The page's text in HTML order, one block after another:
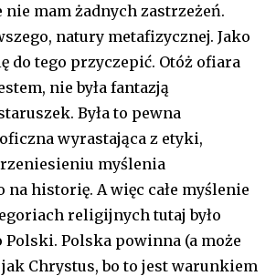
nie mam żadnych zastrzeżeń.
natury metafizycznej. Jako
do tego przyczepić. Otóż ofiara
nie była fantazją
Była to pewna
wyrastająca z etyki,
myślenia
na historię. A więc całe myślenie
religijnych tutaj było
Polski. Polska powinna (a może
Chrystus, bo to jest warunkiem